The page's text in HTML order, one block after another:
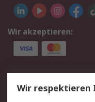
Wir akzeptieren:
Service
Value Added
Wir respektieren